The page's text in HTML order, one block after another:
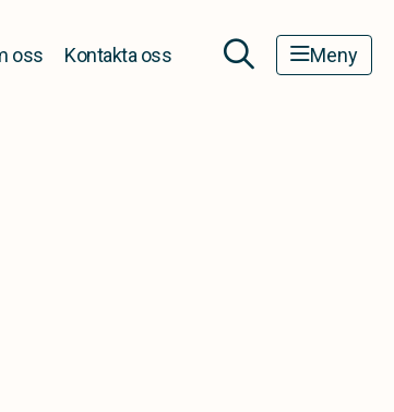
oss Kontakta oss Meny